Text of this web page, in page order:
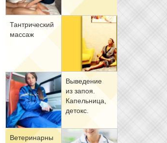
Тан­три­че­ский
мас­саж
Вы­ве­де­ние
из за­поя.
Ка­пель­ни­ца,
де­токс.
Ве­те­ри­нар­ны